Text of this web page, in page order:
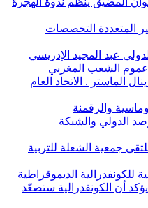
المتعددة التخصصات
عبد المجيد الإدريسي
الشعب المغربي
الماستر . الاتحاد العام
والرقمنة
الدولي والشبكة
جمعية الشعلة للتربية
للكونفدرالية الديموقراطية
أن الكونفدرالية ستصعّد